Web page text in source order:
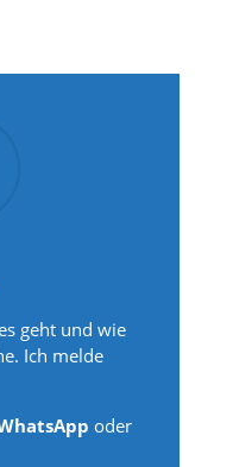
geht und wie
Ich melde
oder